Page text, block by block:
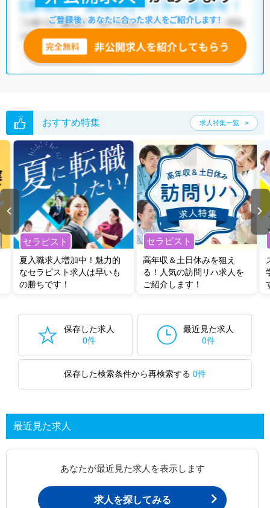
おすすめ特集 求人特集一覧
セラピスト
夏入職求人増加中！魅力的
なセラピスト求人は早いも
の勝ちです！
セラピスト
高年収＆土日休みを狙え
る！人気の訪問リハ求人を
ご紹介します！
保存した求人
0件
最近見た求人
0件
保存した検索条件から再検索する 0件
最近見た求人
あなたが最近見た求人を表示します
求人を探してみる